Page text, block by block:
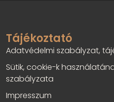
Tájékoztató
Adatvédelmi szabályzat,
Sütik, cookie-k
szabályzata
Impresszum